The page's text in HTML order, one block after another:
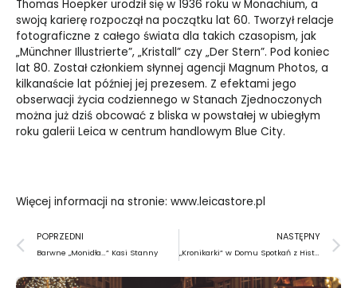
Thomas Hoepker urodził się w 1936 roku w Monachium, a
swoją karierę rozpoczął na początku lat 60. Tworzył relacje
fotograficzne z całego świata dla takich czasopism, jak
„Münchner Illustrierte”, „Kristall” czy „Der Stern”. Pod koniec
lat 80. Został członkiem słynnej agencji Magnum Photos, a
kilkanaście lat później jej prezesem. Z efektami jego
obserwacji życia codziennego w Stanach Zjednoczonych
można już dziś obcować z bliska w powstałej w ubiegłym
roku galerii Leica w centrum handlowym Blue City.
Więcej informacji na stronie: www.leicastore.pl
Prev
POPRZEDNI
Barwne „Monidła…” Kasi Stanny
NASTĘPNY
„Kronikarki” w Domu Spotkań z Historią